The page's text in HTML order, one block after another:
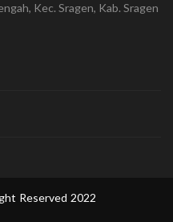
Kec. Sragen, Kab. Sragen
Reserved 2022